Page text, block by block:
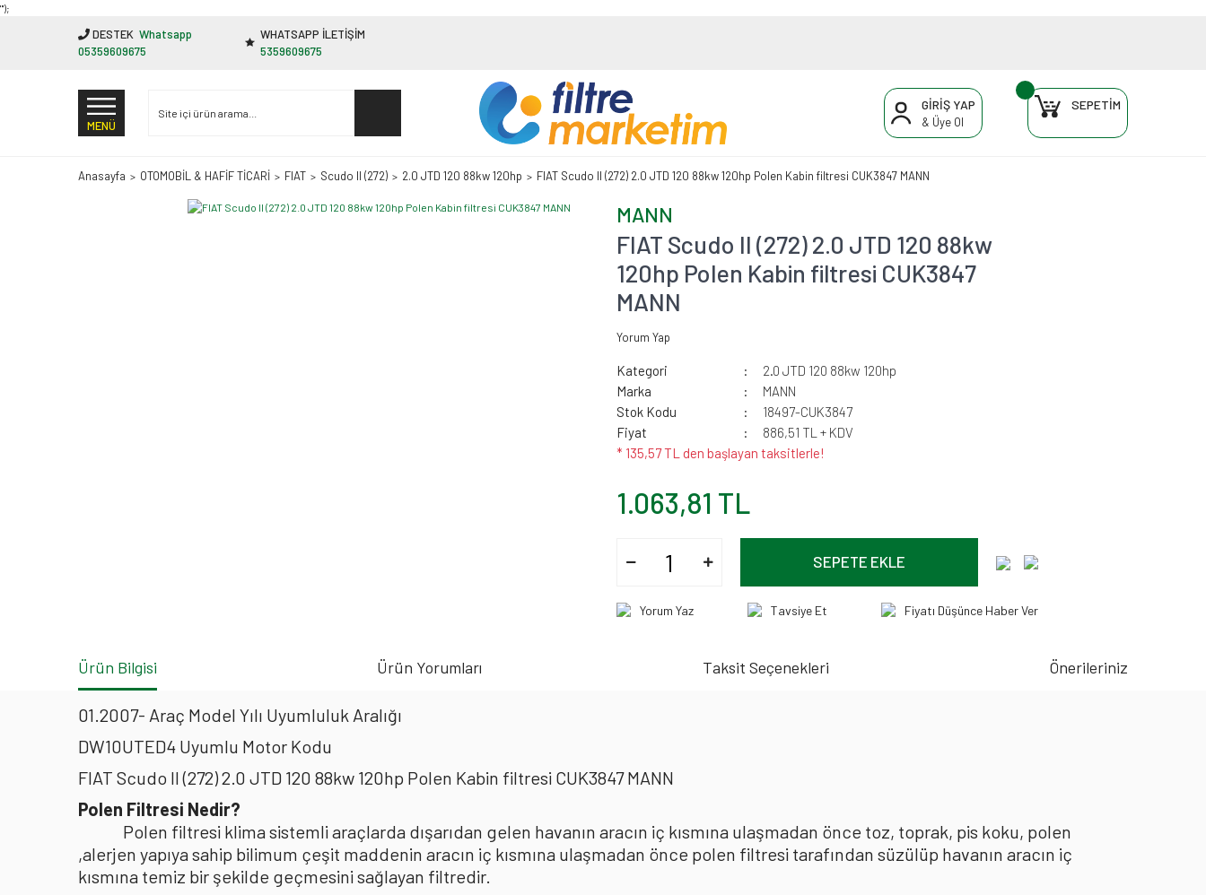
"');
DESTEK Whatsapp
05359609675
WHATSAPP İLETİŞİM
5359609675
MENÜ
GİRİŞ YAP
& Üye Ol
SEPETİM
Anasayfa OTOMOBİL & HAFİF TİCARİ FIAT Scudo II (272) 2.0 JTD 120 88kw 120hp FIAT Scudo II (272) 2.0 JTD 120 88kw 120hp Polen Kabin filtresi CUK3847 MANN
MANN
FIAT Scudo II (272) 2.0 JTD 120 88kw
120hp Polen Kabin filtresi CUK3847
MANN
Yorum Yap
Kategori
2.0 JTD 120 88kw 120hp
Marka
MANN
Stok Kodu
18497-CUK3847
Fiyat
886,51 TL + KDV
* 135,57 TL den başlayan taksitlerle!
1.063,81 TL
SEPETE EKLE
Yorum Yaz Tavsiye Et Fiyatı Düşünce Haber Ver
Ürün Bilgisi Ürün Yorumları Taksit Seçenekleri Önerileriniz
01.2007- Araç Model Yılı Uyumluluk Aralığı
DW10UTED4 Uyumlu Motor Kodu
FIAT Scudo II (272) 2.0 JTD 120 88kw 120hp Polen Kabin filtresi CUK3847 MANN
Polen Filtresi Nedir?
Polen filtresi klima sistemli araçlarda dışarıdan gelen havanın aracın iç kısmına ulaşmadan önce toz, toprak, pis koku, polen
,alerjen yapıya sahip bilimum çeşit maddenin aracın iç kısmına ulaşmadan önce polen filtresi tarafından süzülüp havanın aracın iç
kısmına temiz bir şekilde geçmesini sağlayan filtredir.